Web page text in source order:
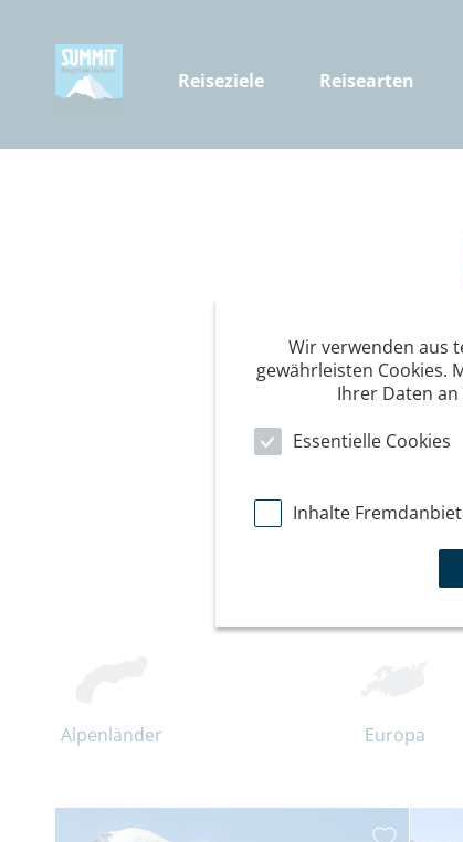
Reiseziele Reisearten
Alpenländer Europa
Wir verwenden aus
gewährleisten Cookies.
Ihrer Daten
Essentielle Cookies
Inhalte